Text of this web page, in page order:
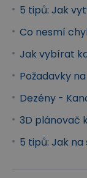
+
+
Díky širokému
5 tipů: Jak
Co nesmí
Jak vybírat
Požadavky
Dezény -
3D plánovač
5 tipů: Jak